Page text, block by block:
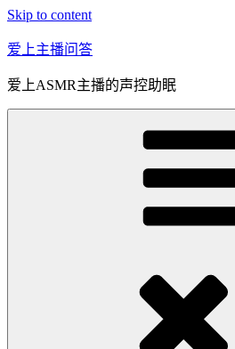
Skip to content
爱上主播问答
爱上ASMR主播的声控助眠